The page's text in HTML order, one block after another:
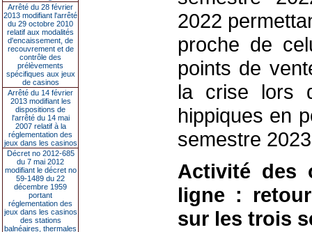
Arrêté du 28 février
2013 modifiant l'arrêté
du 29 octobre 2010
relatif aux modalités
d'encaissement, de
recouvrement et de
contrôle des
prélèvements
spécifiques aux jeux
de casinos
Arrêté du 14 février
2013 modifiant les
dispositions de
l'arrêté du 14 mai
2007 relatif à la
réglementation des
jeux dans les casinos
Décret no 2012-685
du 7 mai 2012
modifiant le décret no
59-1489 du 22
décembre 1959
portant
réglementation des
jeux dans les casinos
des stations
balnéaires, thermales
2022
proche de
points de
la crise lors
hippiques en
semestre
Activité des
ligne :
sur les trois